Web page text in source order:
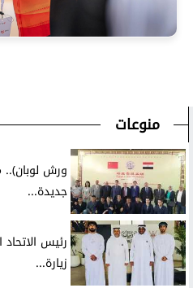
منوعات
ورش لوبان)..
جديدة...
رئيس
زيارة...